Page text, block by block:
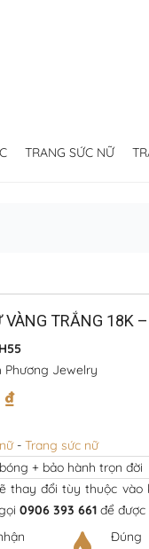
TRANG SỨC NỮ
VÀNG TRẮNG 18K
Phương Jewelry
₫
- Trang sức nữ
+ bảo hành trọn đời
thay đổi tùy thuộc
0906 393 661 để
Đúng